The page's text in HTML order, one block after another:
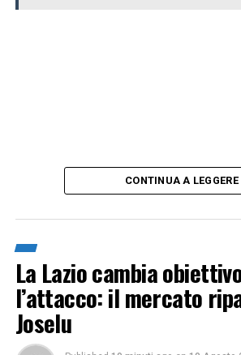
CONTINUA A LEGGERE
La Lazio cambia
l’attacco: il mercato
Joselu